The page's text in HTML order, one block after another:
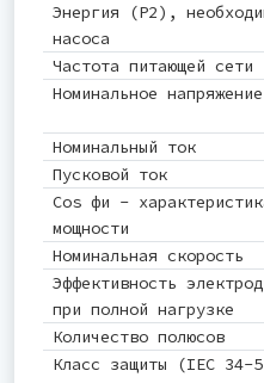
Энергия (Р2),
насоса
Частота питающей сети
Номинальное напряжение
Номинальный ток
Пусковой ток
Cos фи -
мощности
Номинальная скорость
Эффективность
при полной нагрузке
Количество полюсов
Класс защиты (IEC 34-